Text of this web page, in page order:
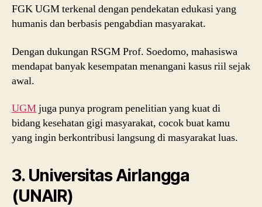
FGK UGM terkenal dengan pendekatan edukasi yang
humanis dan berbasis pengabdian masyarakat.
Dengan dukungan RSGM Prof. Soedomo, mahasiswa
mendapat banyak kesempatan menangani kasus riil sejak
awal.
UGMjuga punya program penelitian yang kuat di
bidang kesehatan gigi masyarakat, cocok buat kamu
yang ingin berkontribusi langsung di masyarakat luas.
3. Universitas Airlangga
(UNAIR)